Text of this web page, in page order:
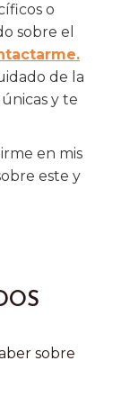
o
sobre el
de la
y te
en mis
este y
sobre